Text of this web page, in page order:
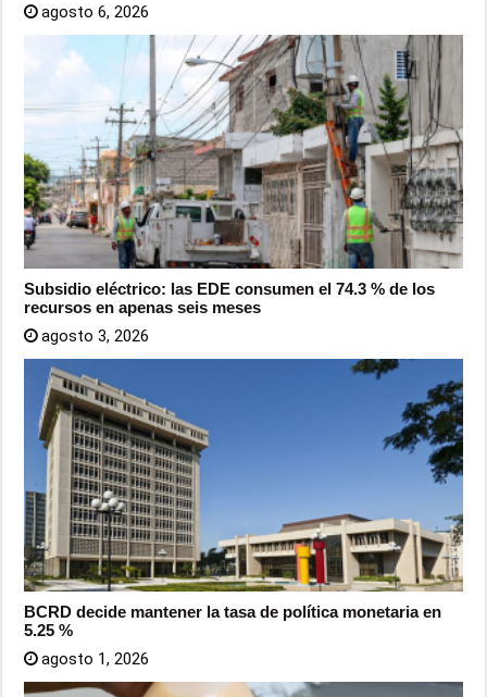
agosto 6, 2026
Subsidio eléctrico: las EDE consumen el 74.3 % de los
recursos en apenas seis meses
agosto 3, 2026
BCRD decide mantener la tasa de política monetaria en
5.25 %
agosto 1, 2026